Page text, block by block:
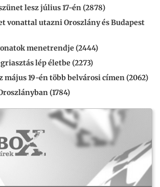
lesz július 17-én (2878)
vonattal utazni Oroszlány és Budapest
menetrendje (2444)
lép életbe (2273)
május 19-én több belvárosi címen (2062)
(1784)